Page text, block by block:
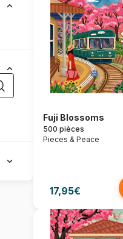
Fuji Blossoms
500 pièces
Pieces & Peace
17,95€